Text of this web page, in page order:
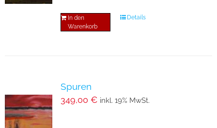
In den
Warenkorb
Details
Spuren
349,00 € inkl. 19% MwSt.